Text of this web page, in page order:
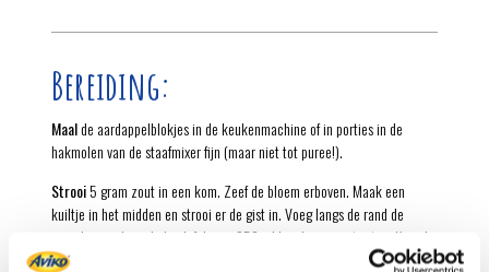
Bereiding:
Maalde aardappelblokjes in de keukenmachine of in porties in de
hakmolen van de staafmixer fijn (maar niet tot puree!).
Strooi5 gram zout in een kom. Zeef de bloem erboven. Maak een
kuiltje in het midden en strooi er de gist in. Voeg langs de rand de
gemalen aardappel, de olijfolie en 250 ml handwarm water toe. Kneed
alles in de keukenmachine of met de mixer tot een soepel deeg.